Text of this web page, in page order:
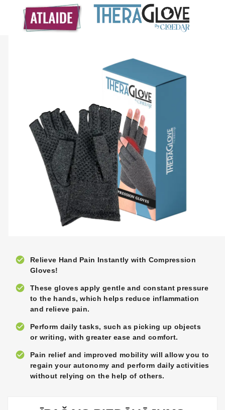
check_circle
Relieve Hand Pain Instantly with Compression
Gloves!
check_circle
These gloves apply gentle and constant pressure
to the hands, which helps reduce inflammation
and relieve pain.
check_circle
Perform daily tasks, such as picking up objects
or writing, with greater ease and comfort.
check_circle
Pain relief and improved mobility will allow you to
regain your autonomy and perform daily activities
without relying on the help of others.